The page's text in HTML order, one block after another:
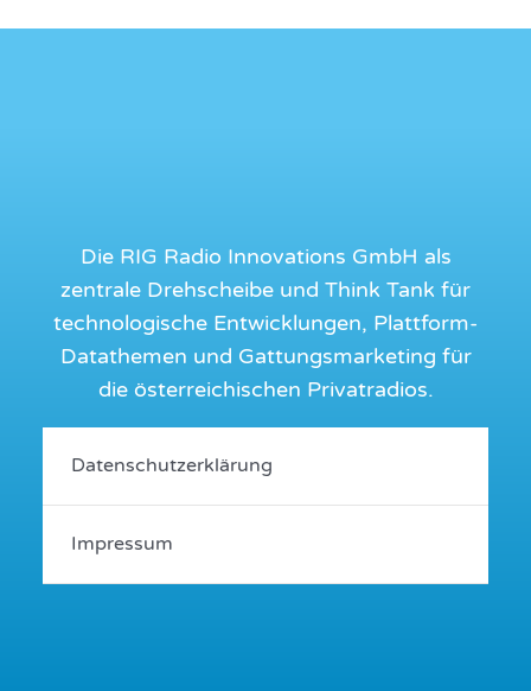
Die RIG Radio Innovations GmbH als
zentrale Drehscheibe und Think Tank für
technologische Entwicklungen, Plattform-
Datathemen und Gattungsmarketing für
die österreichischen Privatradios.
Datenschutzerklärung
Impressum